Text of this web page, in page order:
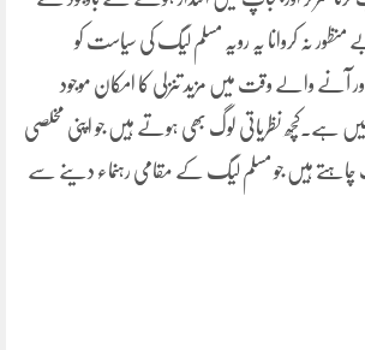
نہ کروانا یہ رویہ مسلم لیگ کی سیاست کو
آنے والے وقت میں مزید تنزلی کا امکان موجود
نہیں ہے۔کچھ نظریاتی لوگ بھی ہوتے ہیں جو اپنی مخلصی
ہیں جو مسلم لیگ کے مقامی رہنماء دینے سے